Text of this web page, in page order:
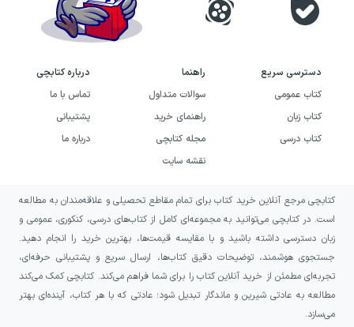
بررسی پاسخ‌نامه تشریحی کتاب
ماجرای بیست عربی دوازدهم خیلی
سبز
پاسخ‌نامه تشریحی کتاب ماجرای بیست عربی
نیست؛ بلکه به‌نوعی ادامهٔ فرآیند آموزش کتاب
محسوب می‌شود. هر سؤال، با نگاهی تحلیلی
بررسی شده و علاوه بر ارائه پاسخ صحیح، منطق
پشت انتخاب آن نیز توضیح داده شده است.
نویسندگان تلاش کرده‌اند با واکاوی گزینه‌های
دسترسی سریع
کتاب عمومی
کتاب زبان
کتاب درسی
راهنما
سوالات متداول
راهنمای خرید
مجله کتابچی
نقشه سایت
درباره کتابچی
تماس با ما
پشتیبانی
درباره ما
کتابچی مرجع آنلاین خرید کتاب برای تمام مقاطع تحصیلی و علاقه‌مندان به مطالعه
است. در کتابچی می‌توانید به مجموعه‌ای کامل از کتاب‌های درسی، کنکوری، عمومی و
زبان دسترسی داشته باشید و با مقایسه قیمت‌ها، بهترین خرید را انجام دهید.
جستجوی هوشمند، توضیحات دقیق کتاب‌ها، ارسال سریع و پشتیبانی حرفه‌ای،
تجربه‌ای مطمئن از خرید آنلاین کتاب را برای شما فراهم می‌کند. کتابچی کمک می‌کند
مطالعه به عادتی شیرین و ماندگار تبدیل شود؛ عادتی که با هر کتاب، آینده‌ای بهتر
می‌سازد.